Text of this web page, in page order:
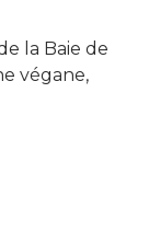
la Baie de
végane,